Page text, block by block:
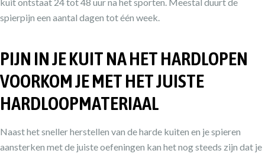
spierpijn een aantal dagen tot één week.
PIJN IN JE KUIT NA HET HARDLOPEN
VOORKOM JE MET HET JUISTE
HARDLOOPMATERIAAL
Naast het sneller herstellen van de harde kuiten en je spieren
aansterken met de juiste oefeningen kan het nog steeds zijn dat je